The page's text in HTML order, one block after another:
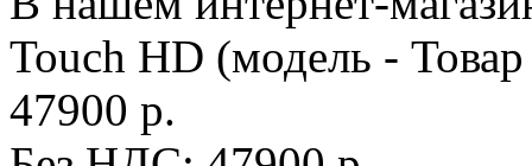
Touch HD (модель -
47900 р.